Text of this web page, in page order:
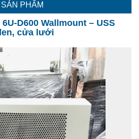
PHẨM
D600 Wallmount – USS
cửa lưới